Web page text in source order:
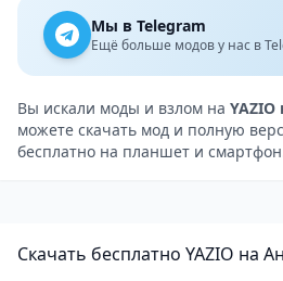
ускоряет процесс поиска
возможность создавать
добавлять любимые продукты
YAZIO PRO — еще больше
Для тех, кто хочет быстрее
существует PRO-версия. С
Более 100 здоровых и вкусных
Мы в Telegram
Ещё больше модов у нас в
Вы искали моды и взлом на
можете скачать мод и полную
бесплатно на планшет и
Скачать бесплатно YAZIO на